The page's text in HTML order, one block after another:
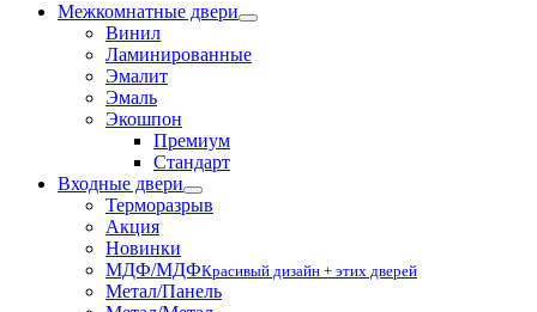
Межкомнатные двери
Винил
Ламинированные
Эмалит
Эмаль
Экошпон
Премиум
Стандарт
Входные двери
Терморазрыв
Акция
Новинки
МДФ/МДФКрасивый дизайн + этих дверей
Метал/Панель